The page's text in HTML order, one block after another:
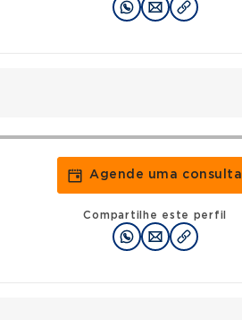
Agende uma consulta
Compartilhe este perfil